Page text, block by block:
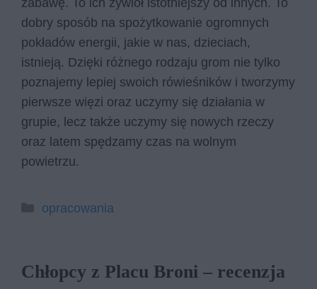
zabawę. To ich żywioł istotniejszy od innych. To
dobry sposób na spożytkowanie ogromnych
pokładów energii, jakie w nas, dzieciach,
istnieją. Dzięki różnego rodzaju grom nie tylko
poznajemy lepiej swoich rówieśników i tworzymy
pierwsze więzi oraz uczymy się działania w
grupie, lecz także uczymy się nowych rzeczy
oraz latem spędzamy czas na wolnym
powietrzu.
Kategorie
opracowania
Chłopcy z Placu Broni – recenzja